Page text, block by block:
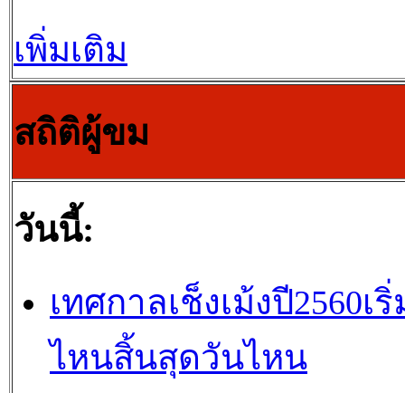
เพิ่มเติม
สถิติผู้ขม
วันนี้:
เทศกาลเช็งเม้งปี2560เ
ไหนสิ้นสุดวันไหน